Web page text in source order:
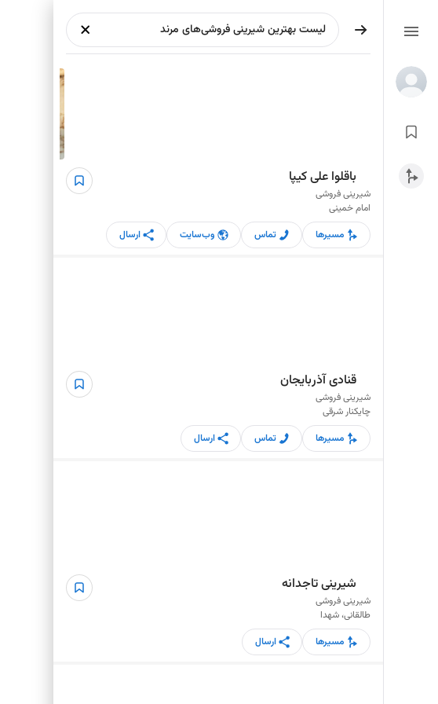
باقلوا علی کیپا
شیرینی فروشی
امام خمینی
مسیرها
تماس وب‌سایت ارسال
قنادی آذربایجان
شیرینی فروشی
چایکنار شرقی
مسیرها
تماس ارسال
شیرینی تاجدانه
شیرینی فروشی
طالقانی، شهدا
مسیرها
ارسال